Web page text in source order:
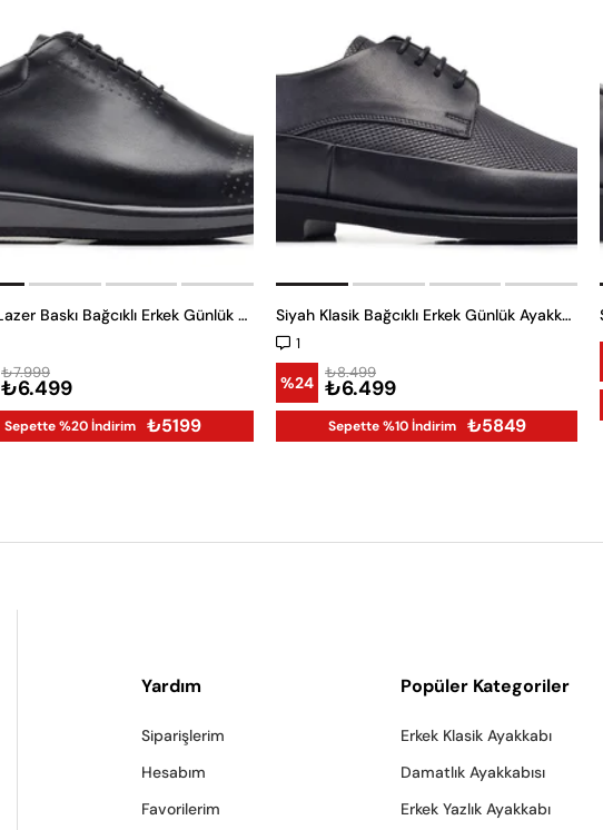
Siyah Lazer Baskı Bağcıklı Erkek Günlük Ayakkabı
₺6.499
₺7.999
Sepette %20 İndirim ₺5199
Siyah Klasik Bağcıklı Erkek Günlük Ayakkabı
1
%24 ₺6.499
₺8.499
Sepette %10 İndirim ₺5849
Yardım
Siparişlerim
Hesabım
Favorilerim
Popüler Kategoriler
Erkek Klasik Ayakkabı
Damatlık Ayakkabısı
Erkek Yazlık Ayakkabı